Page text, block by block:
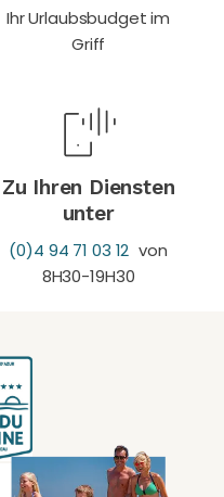
Ihr Urlaubsbudget im
Griff
Zu Ihren Diensten
unter
(0)4 94 71 03 12 von
8H30-19H30